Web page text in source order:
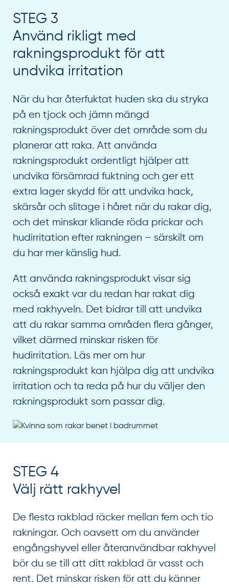
STEG 3
Använd rikligt med
rakningsprodukt för att
undvika irritation
När du har återfuktat huden ska du stryka
på en tjock och jämn mängd
rakningsprodukt över det område som du
planerar att raka. Att använda
rakningsprodukt ordentligt hjälper att
undvika försämrad fuktning och ger ett
extra lager skydd för att undvika hack,
skärsår och slitage i håret när du rakar dig,
och det minskar kliande röda prickar och
hudirritation efter rakningen – särskilt om
du har mer känslig hud.
Att använda rakningsprodukt visar sig
också exakt var du redan har rakat dig
med rakhyveln. Det bidrar till att undvika
att du rakar samma områden flera gånger,
vilket därmed minskar risken för
hudirritation. Läs mer om hur
rakningsprodukt kan hjälpa dig att undvika
irritation och ta reda på hur du väljer den
rakningsprodukt som passar dig.
STEG 4
Välj rätt rakhyvel
De flesta rakblad räcker mellan fem och tio
rakningar. Och oavsett om du använder
engångshyvel eller återanvändbar rakhyvel
bör du se till att ditt rakblad är vasst och
rent. Det minskar risken för att du känner